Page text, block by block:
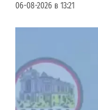
06-08-2026 в 13:21